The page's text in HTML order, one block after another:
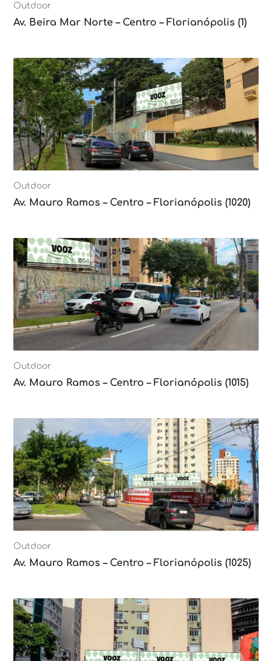
Outdoor
Av. Beira Mar Norte – Centro – Florianópolis (1)
Outdoor
Av. Mauro Ramos – Centro – Florianópolis (1020)
Outdoor
Av. Mauro Ramos – Centro – Florianópolis (1015)
Outdoor
Av. Mauro Ramos – Centro – Florianópolis (1025)